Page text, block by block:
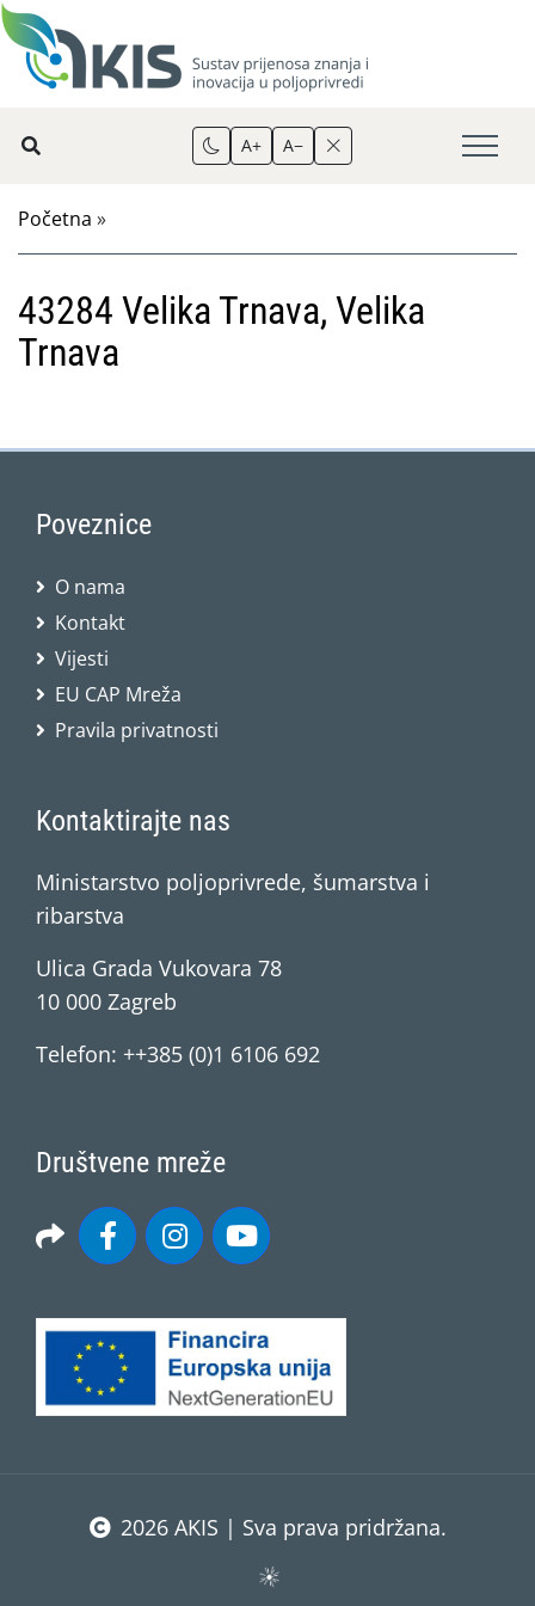
A+ A−
Početna »
43284 Velika Trnava, Velika
Trnava
Poveznice
O nama
Kontakt
Vijesti
EU CAP Mreža
Pravila privatnosti
Kontaktirajte nas
Ministarstvo poljoprivrede, šumarstva i
ribarstva
Ulica Grada Vukovara 78
10 000 Zagreb
Telefon: ++385 (0)1 6106 692
Društvene mreže
2026 AKIS | Sva prava pridržana.